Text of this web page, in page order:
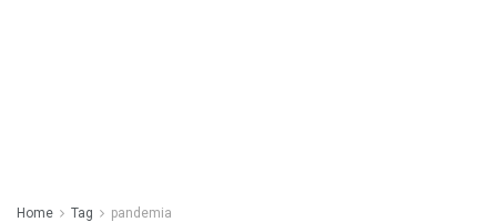
Home Tag pandemia